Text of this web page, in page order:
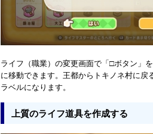
ライフ（職業）の変更画面で「□ボタン」
に移動できます。王都からトキノネ村に戻
ラベルになります。
上質のライフ道具を作成する